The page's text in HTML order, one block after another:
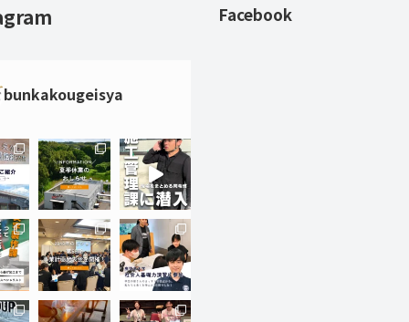
bunkakougeisya
Facebook